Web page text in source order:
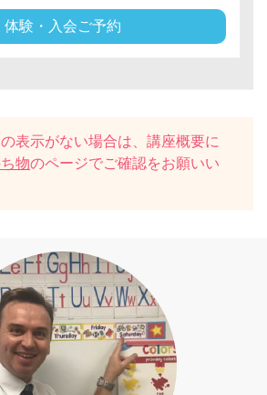
体験・入会ご予約
の表示がない場合は、講座概要に
物のページでご確認をお願いい